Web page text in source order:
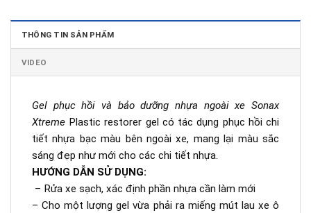
THÔNG TIN SẢN PHẨM
VIDEO
Gel phục hồi và bảo dưỡng nhựa ngoài xe Sonax
Xtreme Plastic restorer gel có tác dụng phục hồi chi
tiết nhựa bạc màu bên ngoài xe, mang lại màu sắc
sáng đẹp như mới cho các chi tiết nhựa.
HƯỚNG DẪN SỬ DỤNG:
– Rửa xe sạch, xác định phần nhựa cần làm mới
– Cho một lượng gel vừa phải ra miếng mút lau xe ô